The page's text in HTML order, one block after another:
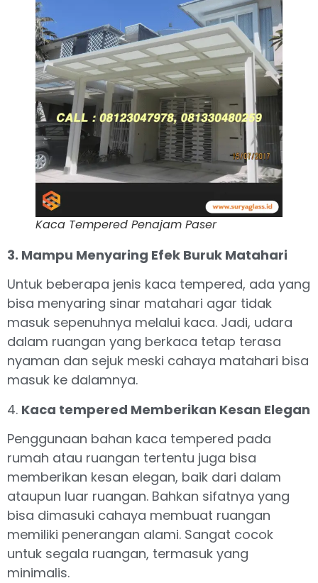
Kaca Tempered Penajam Paser
3. Mampu Menyaring Efek Buruk Matahari
Untuk beberapa jenis kaca tempered, ada yang
bisa menyaring sinar matahari agar tidak
masuk sepenuhnya melalui kaca. Jadi, udara
dalam ruangan yang berkaca tetap terasa
nyaman dan sejuk meski cahaya matahari bisa
masuk ke dalamnya.
4. Kaca tempered Memberikan Kesan Elegan
Penggunaan bahan kaca tempered pada
rumah atau ruangan tertentu juga bisa
memberikan kesan elegan, baik dari dalam
ataupun luar ruangan. Bahkan sifatnya yang
bisa dimasuki cahaya membuat ruangan
memiliki penerangan alami. Sangat cocok
untuk segala ruangan, termasuk yang
minimalis.